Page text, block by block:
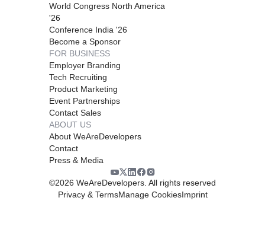
World Congress North America
'26
Conference India '26
Become a Sponsor
FOR BUSINESS
Employer Branding
Tech Recruiting
Product Marketing
Event Partnerships
Contact Sales
ABOUT US
About WeAreDevelopers
Contact
Press & Media
©2026 WeAreDevelopers. All rights reserved
Privacy & TermsManage CookiesImprint